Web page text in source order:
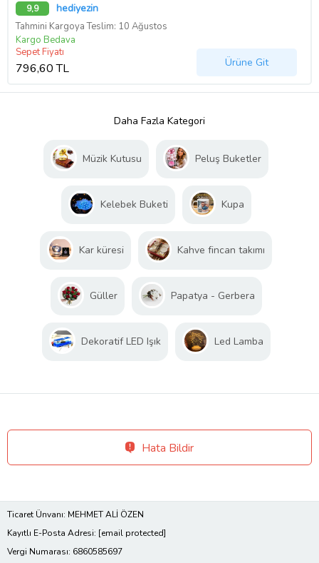
9,9 hediyezin
Tahmini Kargoya Teslim: 10 Ağustos
Kargo Bedava
Sepet Fiyatı
796,60 TL Ürüne Git
Daha Fazla Kategori
Müzik Kutusu Peluş Buketler
Kelebek Buketi Kupa
Kar küresi Kahve fincan takımı
Güller Papatya - Gerbera
Dekoratif LED Işık Led Lamba
Hata Bildir
Ticaret Ünvanı: MEHMET ALİ ÖZEN
Kayıtlı E-Posta Adresi: [email protected]
Vergi Numarası: 6860585697